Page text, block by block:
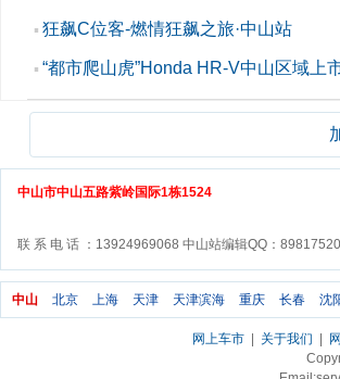
▪ 狂飙C位客-燃情狂飙之旅·中山站
▪ “都市爬山虎”Honda HR-V中山区域上
中山市中山五路紫岭国际1栋1524
联 系 电 话 ：13924969068 中山站编辑QQ：
中山 北京 上海 天津 天津滨海 重庆 长春 沈
网上车市| 关于我们